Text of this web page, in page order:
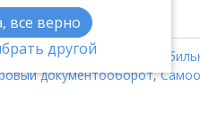
все верно
другой
775
персоналом
документооборот,